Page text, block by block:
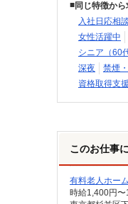
同じ特徴か
入社日応相談
女性活躍中
シニア（60
深夜
禁煙
資格取得支
このお仕事
有料老人ホー